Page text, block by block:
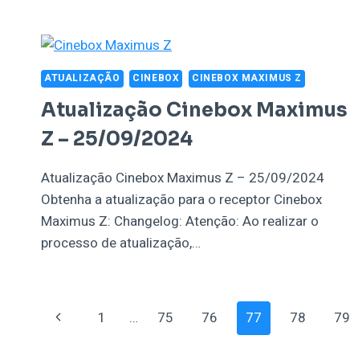
ATUALIZAÇÃO CINEBOX CINEBOX MAXIMUS Z
Atualização Cinebox Maximus
Z – 25/09/2024
Atualização Cinebox Maximus Z – 25/09/2024
Obtenha a atualização para o receptor Cinebox
Maximus Z: Changelog: Atenção: Ao realizar o
processo de atualização,…
Navegação
Página
1 … 75 76 77 78 79